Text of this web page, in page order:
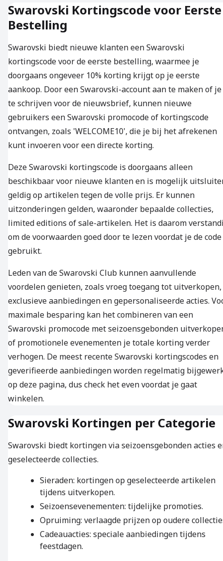
Swarovski Kortingscode voor Eerste
Bestelling
Swarovski biedt nieuwe klanten een Swarovski
kortingscode voor de eerste bestelling, waarmee je
doorgaans ongeveer 10% korting krijgt op je eerste
aankoop. Door een Swarovski-account aan te maken of
te schrijven voor de nieuwsbrief, kunnen nieuwe
gebruikers een Swarovski promocode of kortingscode
ontvangen, zoals 'WELCOME10', die je bij het afrekenen
kunt invoeren voor een directe korting.
Deze Swarovski kortingscode is doorgaans alleen
beschikbaar voor nieuwe klanten en is mogelijk
geldig op artikelen tegen de volle prijs. Er kunnen
uitzonderingen gelden, waaronder bepaalde collecties,
limited editions of sale-artikelen. Het is daarom
om de voorwaarden goed door te lezen voordat je de code
gebruikt.
Leden van de Swarovski Club kunnen aanvullende
voordelen genieten, zoals vroeg toegang tot uitverkopen,
exclusieve aanbiedingen en gepersonaliseerde acties.
maximale besparing kan het combineren van een
Swarovski promocode met seizoensgebonden
of promotionele evenementen je totale korting verder
verhogen. De meest recente Swarovski kortingscodes en
geverifieerde aanbiedingen worden regelmatig
op deze pagina, dus check het even voordat je gaat
winkelen.
Swarovski Kortingen per Categorie
Swarovski biedt kortingen via seizoensgebonden acties
geselecteerde collecties.
Sieraden: kortingen op geselecteerde artikelen
tijdens uitverkopen.
Seizoensevenementen: tijdelijke promoties.
Opruiming: verlaagde prijzen op oudere
Cadeauacties: speciale aanbiedingen tijdens
feestdagen.